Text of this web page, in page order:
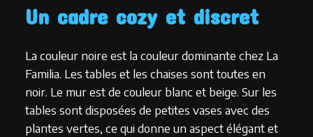
Un cadre cozy et discret
La couleur noire est la couleur dominante chez La
Familia. Les tables et les chaises sont toutes en
noir. Le mur est de couleur blanc et beige. Sur les
tables sont disposées de petites vases avec des
plantes vertes, ce qui donne un aspect élégant et